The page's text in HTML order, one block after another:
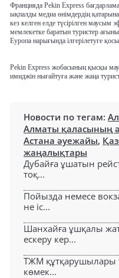
Францияда Pekin Express
ықпалды медиа өнімдердің
кез келген елде түсірілген маусым
мемлекетке баратын туристер
Еуропа нарығында ілгерілетуге
Pekin Express жобасының қысқы
имиджін нығайтуға және жаңа
Новости по тегам:
Алматы қаласының
Астана әуежайы,
жаңалықтары
Дубайға ұшатын
тоқ...
Пойызда немесе
не іс...
Шанхайға ұшқалы
ескеру кер...
ТЖМ құтқарушылары
көмек...